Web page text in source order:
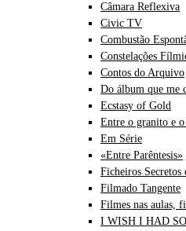
Câmara Reflexiva
Civic TV
Combustão
Constelações
Contos do Arquivo
Do álbum que me
Ecstasy of Gold
Entre o granito e
Em Série
«Entre Parêntesis»
Ficheiros Secretos
Filmado Tangente
Filmes nas aulas,
I WISH I HAD